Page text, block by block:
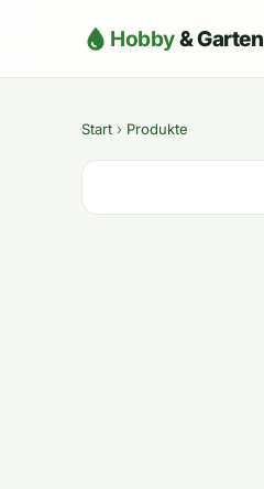
Hobby& Garten
Start › Produkte